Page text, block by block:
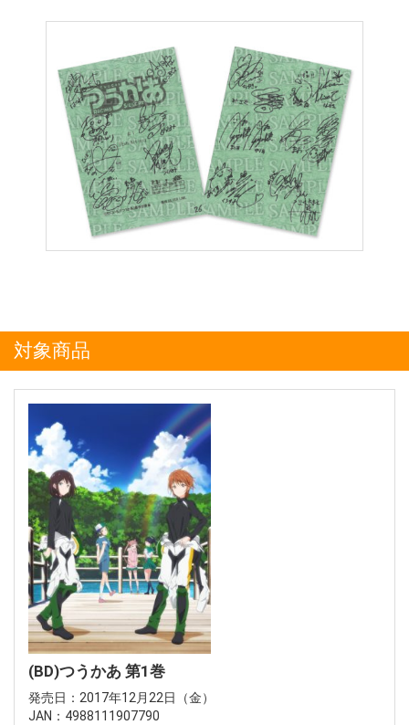
対象商品
(BD)つうかあ 第1巻
発売日：2017年12月22日（金）
JAN：4988111907790